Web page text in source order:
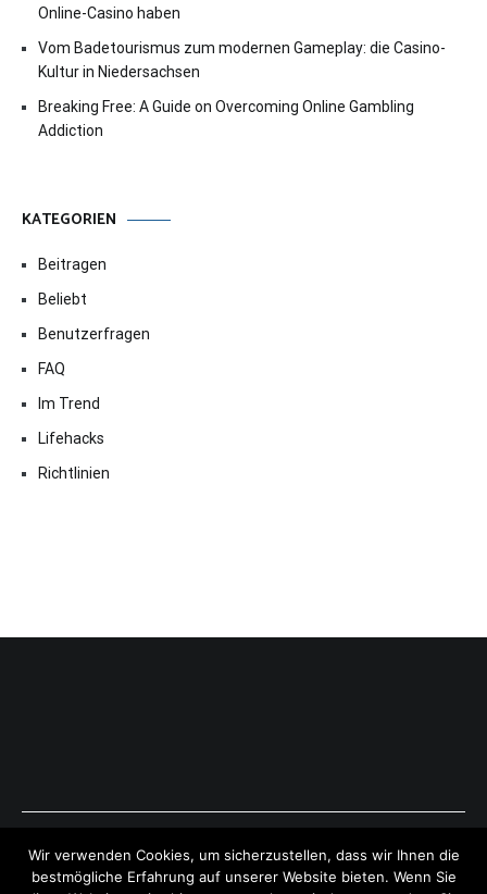
Online-Casino haben
Vom Badetourismus zum modernen Gameplay: die Casino-
Kultur in Niedersachsen
Breaking Free: A Guide on Overcoming Online Gambling
Addiction
KATEGORIEN
Beitragen
Beliebt
Benutzerfragen
FAQ
Im Trend
Lifehacks
Richtlinien
Copyright © 2026ExpressAntworten.com. All rights reserved.
Theme:Cenote by ThemeGrill. Powered byWordPress .
Wir verwenden Cookies, um sicherzustellen, dass wir Ihnen die
bestmögliche Erfahrung auf unserer Website bieten. Wenn Sie